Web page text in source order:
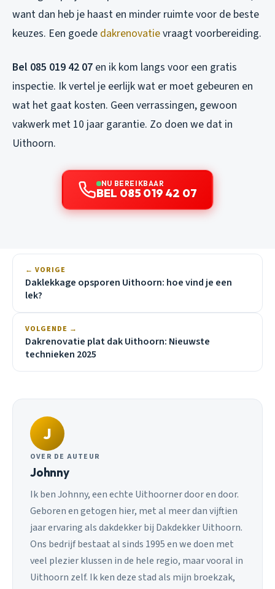
want dan heb je haast en minder ruimte voor de beste
keuzes. Een goede dakrenovatievraagt voorbereiding.
Bel 085 019 42 07 en ik kom langs voor een gratis
inspectie. Ik vertel je eerlijk wat er moet gebeuren en
wat het gaat kosten. Geen verrassingen, gewoon
vakwerk met 10 jaar garantie. Zo doen we dat in
Uithoorn.
NU BEREIKBAAR
BEL 085 019 42 07
← VORIGE
Daklekkage opsporen Uithoorn: hoe vind je een
lek?
VOLGENDE →
Dakrenovatie plat dak Uithoorn: Nieuwste
technieken 2025
J
OVER DE AUTEUR
Johnny
Ik ben Johnny, een echte Uithoorner door en door.
Geboren en getogen hier, met al meer dan vijftien
jaar ervaring als dakdekker bij Dakdekker Uithoorn.
Ons bedrijf bestaat al sinds 1995 en we doen met
veel plezier klussen in de hele regio, maar vooral in
Uithoorn zelf. Ik ken deze stad als mijn broekzak,